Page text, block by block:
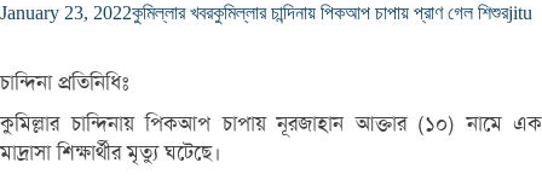
January 23, 2022কুমিল্লার খবরকুমিল্লার চান্দিনায় পিকআপ চাপায় প্রাণ গেল শিশুরjitu
চান্দিনা প্রতিনিধিঃ
কুমিল্লার চান্দিনায় পিকআপ চাপায় নূরজাহান আক্তার (১০) নামে এক
মাদ্রাসা শিক্ষার্থীর মৃত্যু ঘটেছে।